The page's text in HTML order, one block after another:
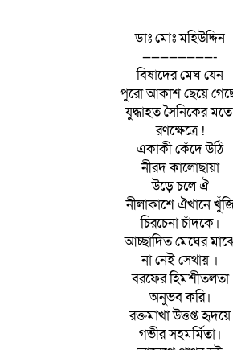
ডাঃ মোঃ মহিউদ্দিন
————————-
বিষাদের মেঘ যেন
পুরো আকাশ ছেয়ে
যুদ্ধাহত সৈনিকের
রণক্ষেত্রে !
একাকী কেঁদে উঠি
নীরদ কালোছায়া
উড়ে চলে ঐ
নীলাকাশে ঐখানে
চিরচেনা চাঁদকে।
আচ্ছাদিত মেঘের
না নেই সেথায় ।
বরফের হিমশীতলতা
অনুভব করি।
রক্তমাখা উত্তপ্ত হৃদয়ে
গভীর সহমর্মিতা।